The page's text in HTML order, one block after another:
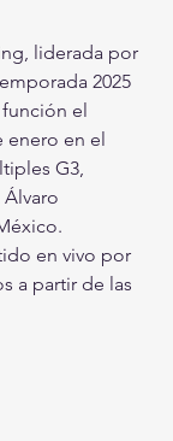
liderada por
2025
el
enero en el
G3,
en vivo por
a partir de las